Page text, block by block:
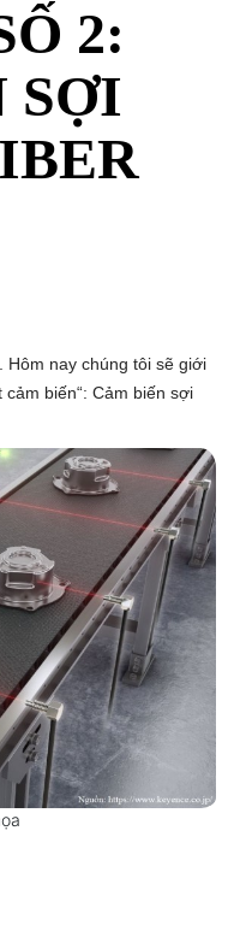
2:
SỢI
Hôm nay chúng tôi sẽ giới
biến“: Cảm biến sợi